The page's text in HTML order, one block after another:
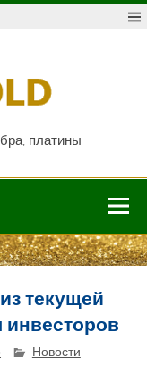
платины
текущей
Новости